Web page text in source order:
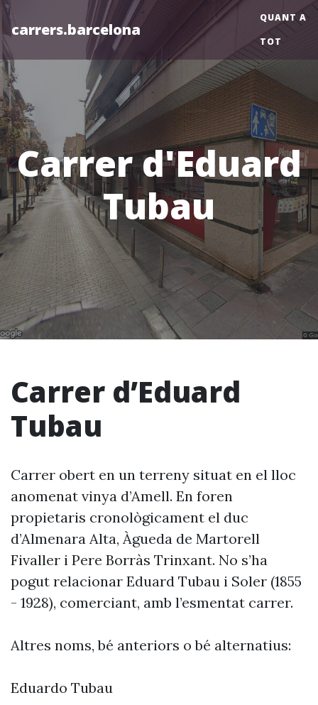
carrers.barcelona
QUANT A
TOT
Carrer d'Eduard
Tubau
Carrer d’Eduard
Tubau
Carrer obert en un terreny situat en el lloc
anomenat vinya d’Amell. En foren
propietaris cronològicament el duc
d’Almenara Alta, Àgueda de Martorell
Fivaller i Pere Borràs Trinxant. No s’ha
pogut relacionar Eduard Tubau i Soler (1855
- 1928), comerciant, amb l’esmentat carrer.
Altres noms, bé anteriors o bé alternatius:
Eduardo Tubau